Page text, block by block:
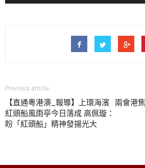
Previous article
【直通粵港澳_報導】上環海濱
紅頭船風雨亭今日落成 高佩璇：
盼「紅頭船」精神發揚光大
兩會港